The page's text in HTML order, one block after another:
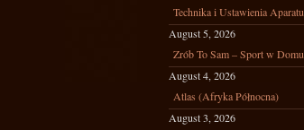
Technika i Ustawienia Aparatu
August 5, 2026
Zrób To Sam – Sport w Domu
August 4, 2026
Atlas (Afryka Północna)
August 3, 2026